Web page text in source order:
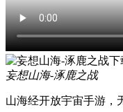
妄想山海-涿鹿之战
山海经开放宇宙手游，